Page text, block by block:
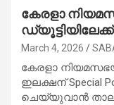
കേരളാ
March 4, 2026
കേരളാ
ഇലക്ഷന് Special
ചെയ്യുവാൻ